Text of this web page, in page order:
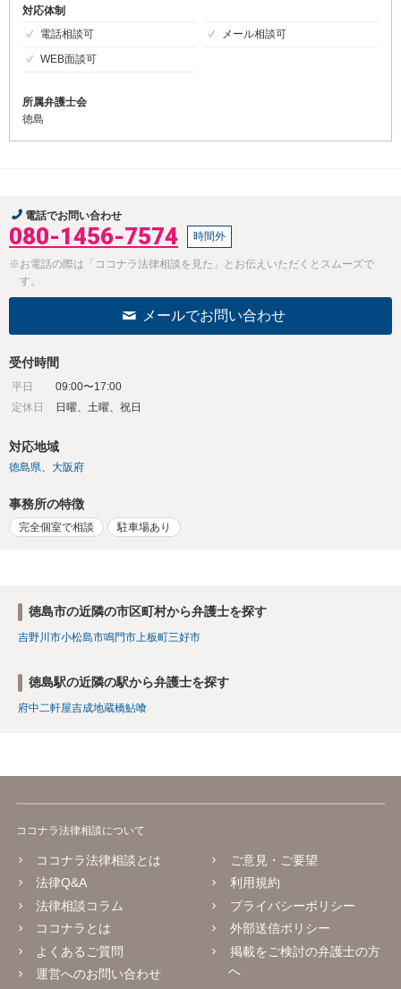
対応体制
電話相談可
メール相談可
WEB面談可
所属弁護士会
徳島
電話でお問い合わせ
080-1456-7574 時間外
※お電話の際は「ココナラ法律相談を見た」とお伝えいただくとスムーズで
す。
メールでお問い合わせ
受付時間
平日
09:00〜17:00
定休日
日曜、土曜、祝日
対応地域
徳島県 大阪府
事務所の特徴
完全個室で相談 駐車場あり
徳島市の近隣の市区町村から弁護士を探す
吉野川市小松島市鳴門市上板町三好市
徳島駅の近隣の駅から弁護士を探す
府中二軒屋吉成地蔵橋鮎喰
ココナラ法律相談について
ココナラ法律相談とは
法律Q&A
法律相談コラム
ココナラとは
よくあるご質問
運営へのお問い合わせ
ご意見・ご要望
利用規約
プライバシーポリシー
外部送信ポリシー
掲載をご検討の弁護士の方
へ